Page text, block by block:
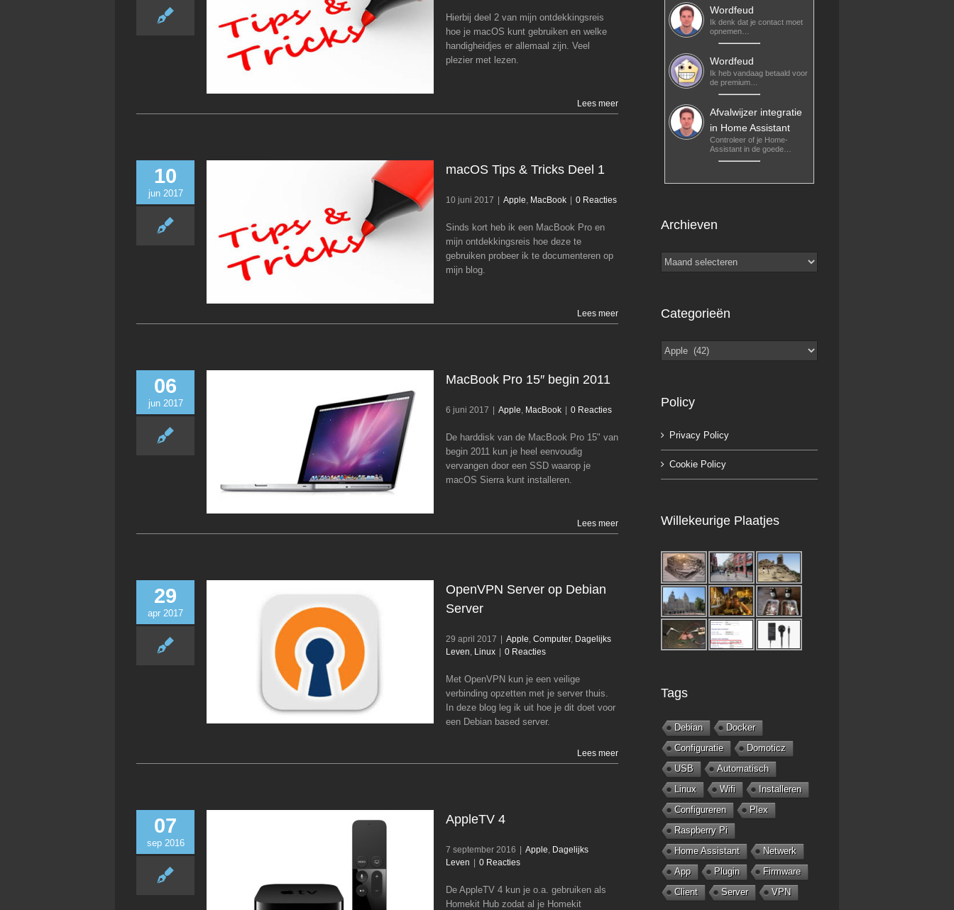
macOS Tips & Tricks Deel 2
Apple MacBook
Hierbij deel 2 van mijn ontdekkingsreis
hoe je macOS kunt gebruiken en welke
handigheidjes er allemaal zijn. Veel
plezier met lezen.
Lees meer
10
jun 2017
macOS Tips & Tricks Deel 1
Apple MacBook
macOS Tips & Tricks Deel 1
10 juni 2017 Apple, MacBook 0 Reacties
Sinds kort heb ik een MacBook Pro en
mijn ontdekkingsreis hoe deze te
gebruiken probeer ik te documenteren op
mijn blog.
Lees meer
06
jun 2017
MacBook Pro 15″ begin 2011
Apple MacBook
MacBook Pro 15″ begin 2011
6 juni 2017 Apple, MacBook 0 Reacties
De harddisk van de MacBook Pro 15" van
begin 2011 kun je heel eenvoudig
vervangen door een SSD waarop je
macOS Sierra kunt installeren.
Lees meer
29
apr 2017
Apple Computer Dagelijks Leven
OpenVPN Server op Debian
Server
29 april 2017 Apple, Computer, Dagelijks
Leven, Linux 0 Reacties
Met OpenVPN kun je een veilige
verbinding opzetten met je server thuis.
In deze blog leg ik uit hoe je dit doet voor
een Debian based server.
Lees meer
07
sep 2016
AppleTV 4
Apple Dagelijks Leven
AppleTV 4
7 september 2016 Apple, Dagelijks
Leven
0 Reacties
De AppleTV 4 kun je o.a. gebruiken als
Homekit Hub zodat al je Homekit
Wordfeud
Ik denk dat je contact moet
opnemen…
Wordfeud
Ik heb vandaag betaald voor
de premium…
Afvalwijzer integratie
in Home Assistant
Controleer of je Home-
Assistant in de goede…
Archieven
Archieven
Categorieën
Categorieën
Policy
Privacy Policy
Cookie Policy
Willekeurige Plaatjes
Tags
Debian
Docker
Configuratie
Domoticz
USB
Automatisch
Linux
Wifi
Installeren
Configureren
Plex
Raspberry Pi
Home Assistant
Netwerk
App
Plugin
Firmware
Client
Server VPN